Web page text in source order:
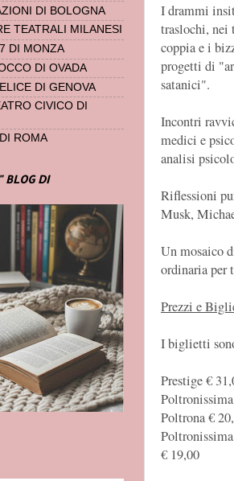
I drammi
traslochi, nei
coppia e i
progetti di
satanici".
Incontri
medici e
analisi
Riflessioni
Musk,
Un mosaico
ordinaria per
Prezzi e
I biglietti
Prestige €
Poltrona €
€ 19,00
DI BOLOGNA
TEATRALI MILANESI
DI MONZA
DI OVADA
DI GENOVA
CIVICO DI
ROMA
BLOG DI